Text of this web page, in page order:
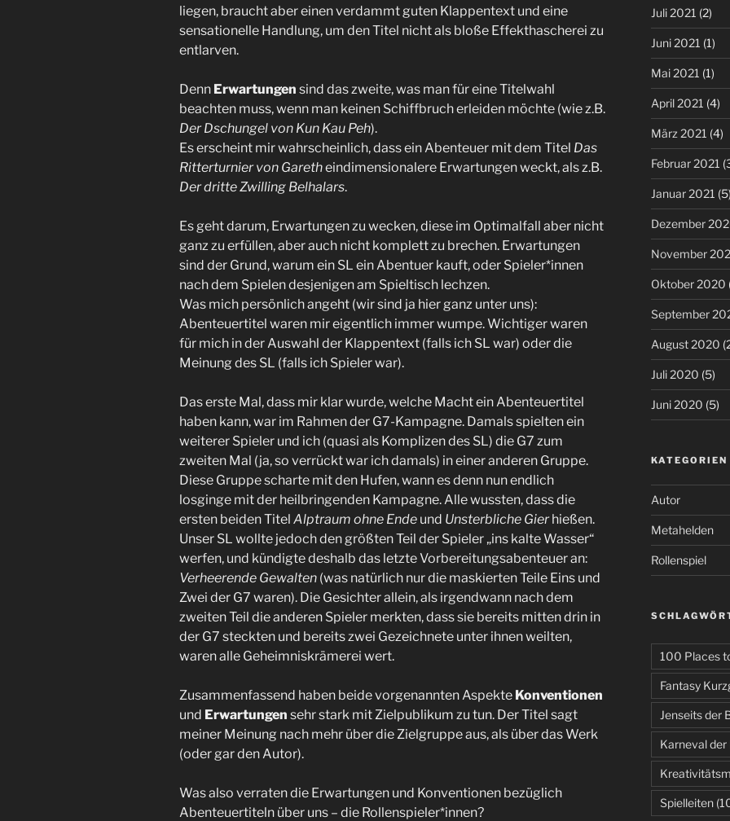
liegen, braucht aber einen verdammt guten Klappentext und eine
sensationelle Handlung, um den Titel nicht als bloße Effekthascherei zu
entlarven.
Denn Erwartungen sind das zweite, was man für eine Titelwahl
beachten muss, wenn man keinen Schiffbruch erleiden möchte (wie z.B.
Der Dschungel von Kun Kau Peh).
Es erscheint mir wahrscheinlich, dass ein Abenteuer mit dem Titel Das
Ritterturnier von Garetheindimensionalere Erwartungen weckt, als z.B.
Der dritte Zwilling Belhalars.
Es geht darum, Erwartungen zu wecken, diese im Optimalfall aber nicht
ganz zu erfüllen, aber auch nicht komplett zu brechen. Erwartungen
sind der Grund, warum ein SL ein Abentuer kauft, oder Spieler*innen
nach dem Spielen desjenigen am Spieltisch lechzen.
Was mich persönlich angeht (wir sind ja hier ganz unter uns):
Abenteuertitel waren mir eigentlich immer wumpe. Wichtiger waren
für mich in der Auswahl der Klappentext (falls ich SL war) oder die
Meinung des SL (falls ich Spieler war).
Das erste Mal, dass mir klar wurde, welche Macht ein Abenteuertitel
haben kann, war im Rahmen der G7-Kampagne. Damals spielten ein
weiterer Spieler und ich (quasi als Komplizen des SL) die G7 zum
zweiten Mal (ja, so verrückt war ich damals) in einer anderen Gruppe.
Diese Gruppe scharte mit den Hufen, wann es denn nun endlich
losginge mit der heilbringenden Kampagne. Alle wussten, dass die
ersten beiden Titel Alptraum ohne Ende und Unsterbliche Gierhießen.
Unser SL wollte jedoch den größten Teil der Spieler „ins kalte Wasser“
werfen, und kündigte deshalb das letzte Vorbereitungsabenteuer an:
Verheerende Gewalten (was natürlich nur die maskierten Teile Eins und
Zwei der G7 waren). Die Gesichter allein, als irgendwann nach dem
zweiten Teil die anderen Spieler merkten, dass sie bereits mitten drin in
der G7 steckten und bereits zwei Gezeichnete unter ihnen weilten,
waren alle Geheimniskrämerei wert.
Zusammenfassend haben beide vorgenannten Aspekte Konventionen
und Erwartungen sehr stark mit Zielpublikum zu tun. Der Titel sagt
meiner Meinung nach mehr über die Zielgruppe aus, als über das Werk
(oder gar den Autor).
Was also verraten die Erwartungen und Konventionen bezüglich
Abenteuertiteln über uns – die Rollenspieler*innen?
Juli 2021 (2)
Juni 2021 (1)
Mai 2021 (1)
April 2021 (4)
März 2021 (4)
Februar 2021
Januar 2021 (5)
Dezember
November
Oktober 2020
September
August 2020
Juli 2020 (5)
Juni 2020 (5)
KATEGORIEN
Autor
Metahelden
Rollenspiel
100 Places
Fantasy
Jenseits der
Karneval der
Spielleiten